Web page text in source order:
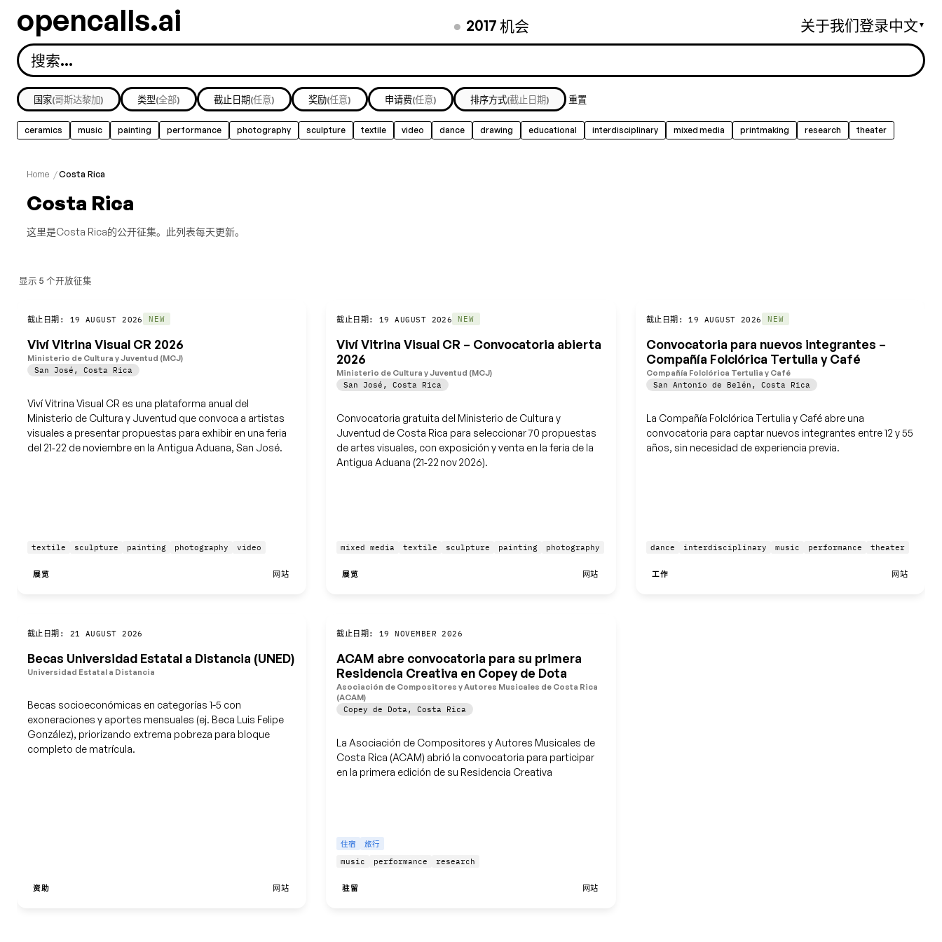
opencalls.ai ● 2017机会 关于我们登录中文 ▼
国家(哥斯达黎加) 类型(全部) 截止日期(任意) 奖励(任意) 申请费(任意) 排序方式(截止日期) 重置
ceramics music painting performance photography sculpture textile video dance drawing educational interdisciplinary mixed media printmaking research theater
Home /Costa Rica
Costa Rica
这里是Costa Rica的公开征集。此列表每天更新。
显示 5 个开放征集
截止日期: 19 AUGUST 2026 NEW
Viví Vitrina Visual CR 2026
Ministerio de Cultura y Juventud (MCJ)
San José , Costa Rica
Viví Vitrina Visual CR es una plataforma anual del
Ministerio de Cultura y Juventud que convoca a artistas
visuales a presentar propuestas para exhibir en una feria
del 21‑22 de noviembre en la Antigua Aduana, San José.
textile sculpture painting photography video
展览 网站
截止日期: 19 AUGUST 2026 NEW
Viví Vitrina Visual CR – Convocatoria abierta
2026
Ministerio de Cultura y Juventud (MCJ)
San José ,Costa Rica
Convocatoria gratuita del Ministerio de Cultura y
Juventud de Costa Rica para seleccionar 70 propuestas
de artes visuales, con exposición y venta en la feria de la
Antigua Aduana (21‑22 nov 2026).
mixed media textile sculpture painting photography
展览 网站
截止日期: 19 AUGUST 2026 NEW
Convocatoria para nuevos integrantes –
Compañía Folclórica Tertulia y Café
Compañía Folclórica Tertulia y Café
San Antonio de Belén , Costa Rica
La Compañía Folclórica Tertulia y Café abre una
convocatoria para captar nuevos integrantes entre 12 y 55
años, sin necesidad de experiencia previa.
dance interdisciplinary music performance theater
工作 网站
截止日期: 21 AUGUST 2026
Becas Universidad Estatal a Distancia (UNED)
Universidad Estatal a Distancia
Becas socioeconómicas en categorías 1-5 con
exoneraciones y aportes mensuales (ej. Beca Luis Felipe
González), priorizando extrema pobreza para bloque
completo de matrícula.
资助 网站
截止日期: 19 NOVEMBER 2026
ACAM abre convocatoria para su primera
Residencia Creativa en Copey de Dota
Asociación de Compositores y Autores Musicales de Costa Rica
(ACAM)
Copey de Dota ,Costa Rica
La Asociación de Compositores y Autores Musicales de
Costa Rica (ACAM) abrió la convocatoria para participar
en la primera edición de su Residencia Creativa
住宿
旅行
music
performance research
驻留 网站